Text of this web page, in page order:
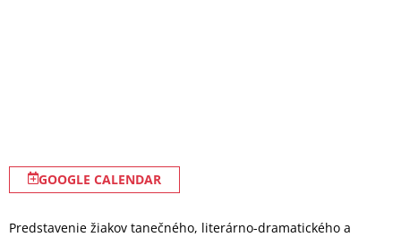
GOOGLE CALENDAR
Predstavenie žiakov tanečného, literárno-dramatického a